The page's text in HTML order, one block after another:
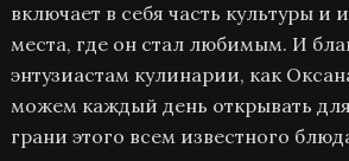
включает в себя часть культуры и
места, где он стал любимым. И
энтузиастам кулинарии, как
можем каждый день открывать
грани этого всем известного